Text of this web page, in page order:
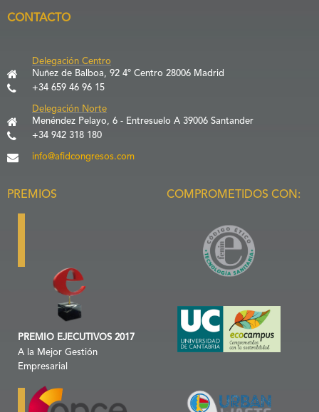
CONTACTO
Delegación Centro
Nuñez de Balboa, 92 4º Centro 28006 Madrid
+34 659 46 96 15
Delegación Norte
Menéndez Pelayo, 6 - Entresuelo A 39006 Santander
+34 942 318 180
info@afidcongresos.com
PREMIOS
PREMIO EJECUTIVOS 2017
A la Mejor Gestión
Empresarial
COMPROMETIDOS CON: